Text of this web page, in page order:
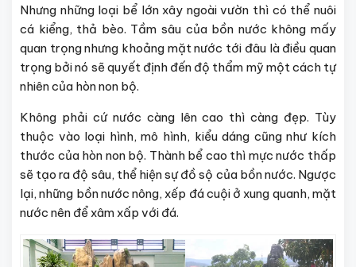
Nhưng những loại bể lớn xây ngoài vườn thì có thể nuôi
cá kiểng, thả bèo. Tầm sâu của bồn nước không mấy
quan trọng nhưng khoảng mặt nước tới đâu là điều quan
trọng bởi nó sẽ quyết định đến độ thẩm mỹ một cách tự
nhiên của hòn non bộ.
Không phải cứ nước càng lên cao thì càng đẹp. Tùy
thuộc vào loại hình, mô hình, kiểu dáng cũng như kích
thước của hòn non bộ. Thành bể cao thì mực nước thấp
sẽ tạo ra độ sâu, thể hiện sự đồ sộ của bồn nước. Ngược
lại, những bồn nước nông, xếp đá cuội ở xung quanh, mặt
nước nên để xâm xấp với đá.